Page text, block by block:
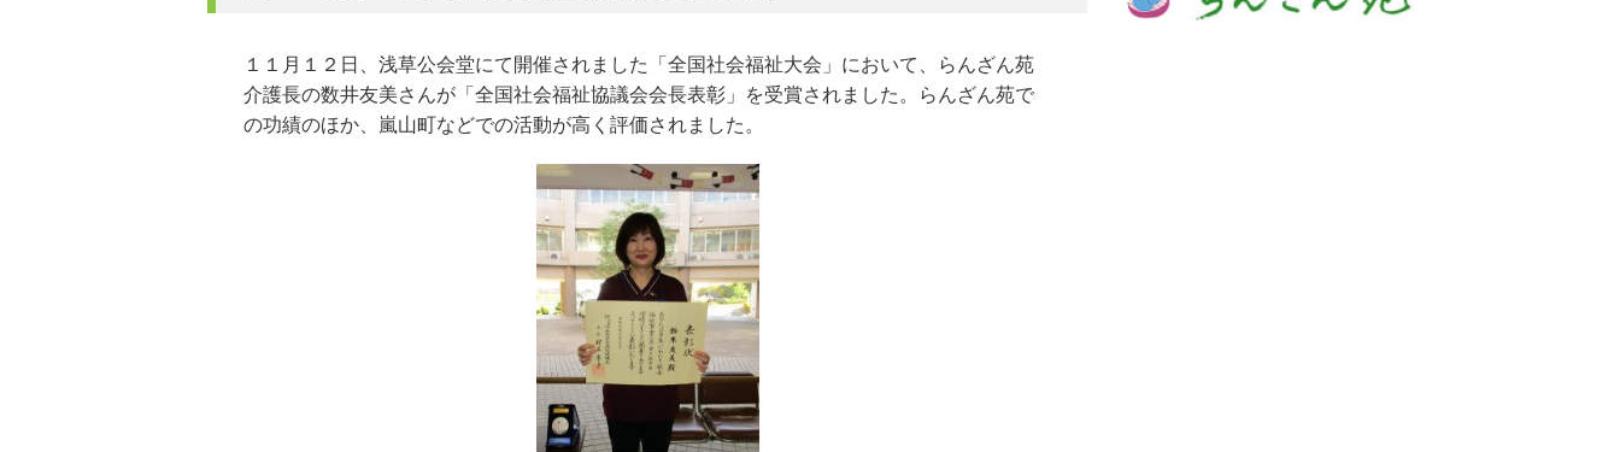
１１月１２日、浅草公会堂にて開催されました「全国社会福祉大会」において、らんざん苑
介護長の数井友美さんが「全国社会福祉協議会会長表彰」を受賞されました。らんざん苑で
の功績のほか、嵐山町などでの活動が高く評価されました。